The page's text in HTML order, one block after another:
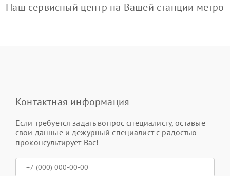
Наш сервисный центр на Вашей станции метро
Контактная информация
Если требуется задать вопрос специалисту, оставьте
свои данные и дежурный специалист с радостью
проконсультирует Вас!